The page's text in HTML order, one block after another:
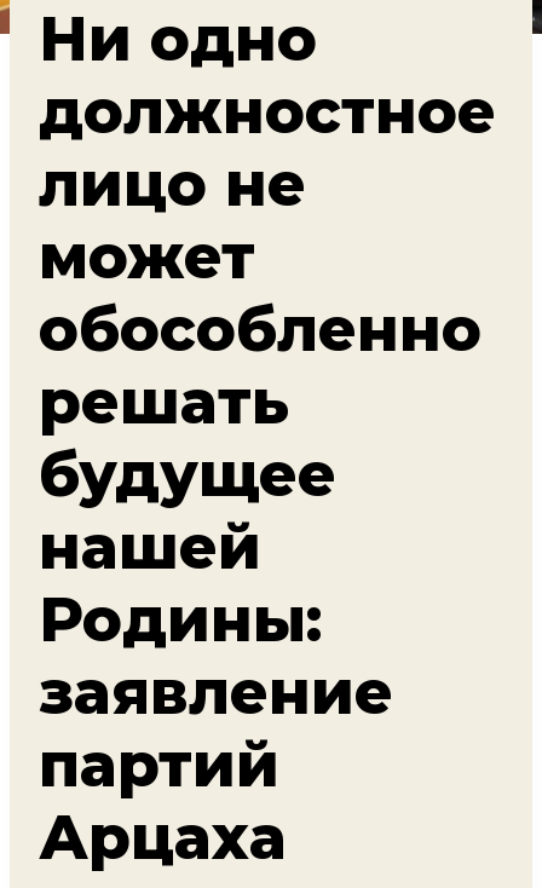
Ни одно
должностное
лицо не
может
обособленно
решать
будущее
нашей
Родины:
заявление
партий
Арцаха